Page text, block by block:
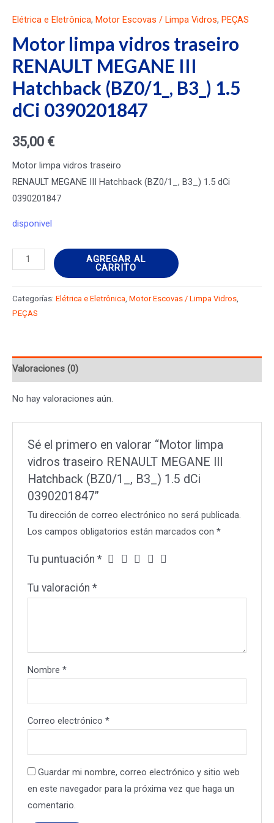
Elétrica e Eletrônica, Motor Escovas / Limpa Vidros, PEÇAS
Motor limpa vidros traseiro
RENAULT MEGANE III
Hatchback (BZ0/1_, B3_) 1.5
dCi 0390201847
35,00 €
Motor limpa vidros traseiro
RENAULT MEGANE III Hatchback (BZ0/1_, B3_) 1.5 dCi
0390201847
disponivel
Motor
limpa
vidros
traseiro
III
Hatchback
B3_)
1.5
0390201847
AGREGAR AL
CARRITO
Categorías: Elétrica e Eletrônica Motor Escovas / Limpa Vidros
PEÇAS
Valoraciones (0)
No hay valoraciones aún.
Sé el primero en valorar “Motor limpa
vidros traseiro RENAULT MEGANE III
Hatchback (BZ0/1_, B3_) 1.5 dCi
0390201847”
Tu dirección de correo electrónico no será publicada.
Los campos obligatorios están marcados con*
Tu puntuación*
Tu valoración*
Nombre*
Correo electrónico*
Guardar mi nombre, correo electrónico y sitio web
en este navegador para la próxima vez que haga un
comentario.